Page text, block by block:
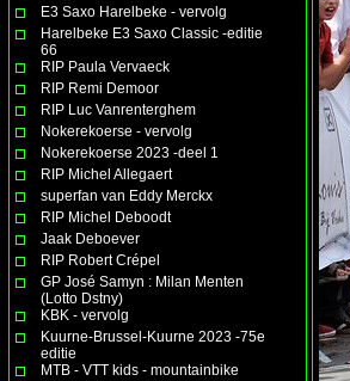
E3 Saxo Harelbeke - vervolg
Harelbeke E3 Saxo Classic -editie
66
RIP Paula Vervaeck
RIP Remi Demoor
RIP Luc Vanrenterghem
Nokerekoerse - vervolg
Nokerekoerse 2023 -deel 1
RIP Michel Allegaert
superfan van Eddy Merckx
RIP Michel Deboodt
Jaak Deboever
RIP Robert Crépel
GP José Samyn : Milan Menten
(Lotto Dstny)
KBK - vervolg
Kuurne-Brussel-Kuurne 2023 -75e
editie
MTB - VTT kids - mountainbike